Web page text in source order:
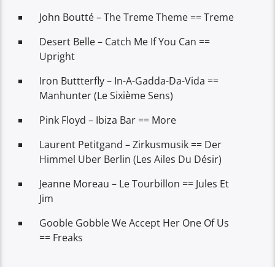
John Boutté – The Treme Theme == Treme
Desert Belle – Catch Me If You Can ==
Upright
Iron Buttterfly – In-A-Gadda-Da-Vida ==
Manhunter (Le Sixième Sens)
Pink Floyd – Ibiza Bar == More
Laurent Petitgand – Zirkusmusik == Der
Himmel Uber Berlin (Les Ailes Du Désir)
Jeanne Moreau – Le Tourbillon == Jules Et
Jim
Gooble Gobble We Accept Her One Of Us
== Freaks